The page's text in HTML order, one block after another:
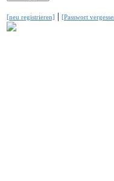
[neu registrieren] | [Passwort